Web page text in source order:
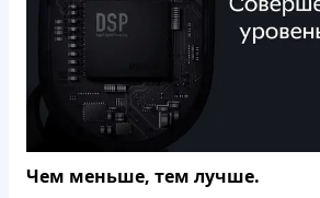
Чем меньше, тем лучше.